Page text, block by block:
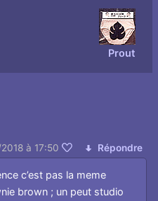
Prout
à 17:50 Répondre
c’est pas la meme
brown ; un peut studio